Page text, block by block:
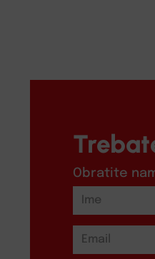
Obratite